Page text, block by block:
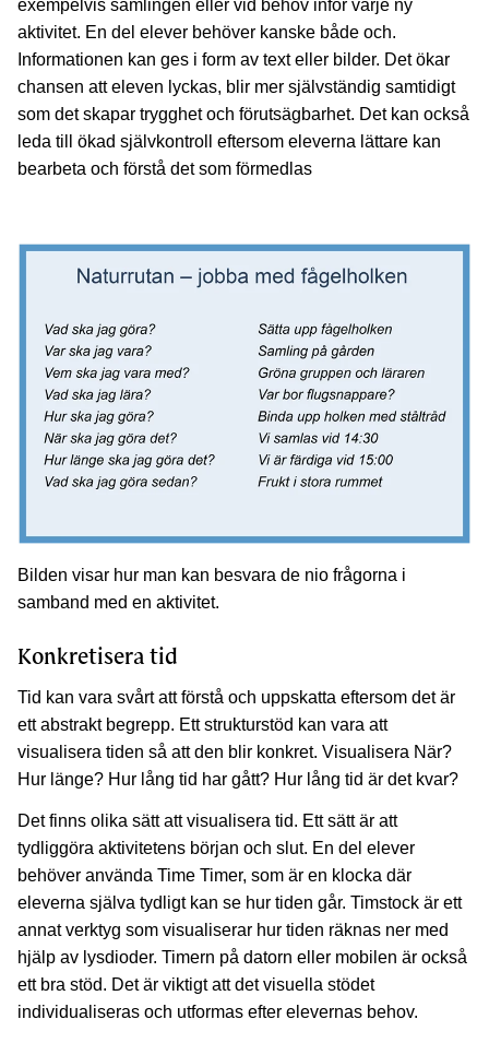
exempelvis samlingen eller vid behov inför varje ny
aktivitet. En del elever behöver kanske både och.
Informationen kan ges i form av text eller bilder. Det ökar
chansen att eleven lyckas, blir mer självständig samtidigt
som det skapar trygghet och förutsägbarhet. Det kan också
leda till ökad självkontroll eftersom eleverna lättare kan
bearbeta och förstå det som förmedlas
Bilden visar hur man kan besvara de nio frågorna i
samband med en aktivitet.
Konkretisera tid
Tid kan vara svårt att förstå och uppskatta eftersom det är
ett abstrakt begrepp. Ett strukturstöd kan vara att
visualisera tiden så att den blir konkret. Visualisera När?
Hur länge? Hur lång tid har gått? Hur lång tid är det kvar?
Det finns olika sätt att visualisera tid. Ett sätt är att
tydliggöra aktivitetens början och slut. En del elever
behöver använda Time Timer, som är en klocka där
eleverna själva tydligt kan se hur tiden går. Timstock är ett
annat verktyg som visualiserar hur tiden räknas ner med
hjälp av lysdioder. Timern på datorn eller mobilen är också
ett bra stöd. Det är viktigt att det visuella stödet
individualiseras och utformas efter elevernas behov.